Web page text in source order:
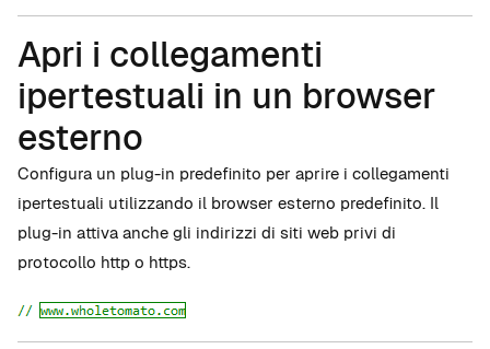
Apri i collegamenti
ipertestuali in un browser
esterno
Configura un plug-in predefinito per aprire i collegamenti
ipertestuali utilizzando il browser esterno predefinito. Il
plug-in attiva anche gli indirizzi di siti web privi di
protocollo http o https.